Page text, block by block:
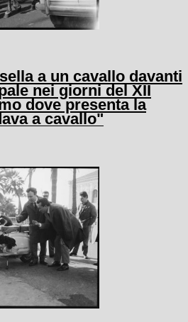
a un cavallo davanti
nei giorni del XII
dove presenta la
a cavallo"